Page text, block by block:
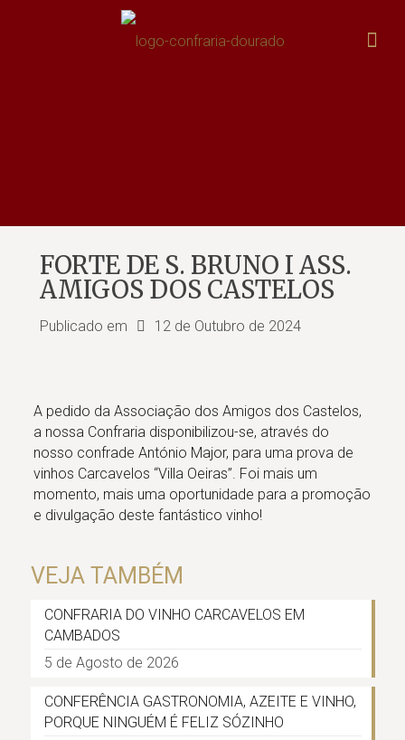
FORTE DE S. BRUNO I ASS.
AMIGOS DOS CASTELOS
Publicado em 12 de Outubro de 2024
A pedido da Associação dos Amigos dos Castelos,
a nossa Confraria disponibilizou-se, através do
nosso confrade António Major, para uma prova de
vinhos Carcavelos “Villa Oeiras”. Foi mais um
momento, mais uma oportunidade para a promoção
e divulgação deste fantástico vinho!
VEJA TAMBÉM
CONFRARIA DO VINHO CARCAVELOS EM
CAMBADOS
5 de Agosto de 2026
CONFERÊNCIA GASTRONOMIA, AZEITE E VINHO,
PORQUE NINGUÉM É FELIZ SÓZINHO